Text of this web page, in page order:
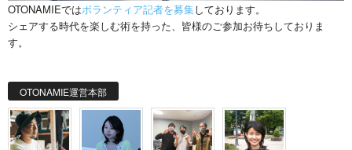
OTONAMIEではボランティア記者を募集しております。
シェアする時代を楽しむ術を持った、皆様のご参加お待ちしておりま
す。
OTONAMIE運営本部